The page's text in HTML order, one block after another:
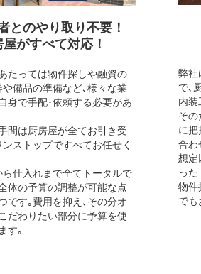
とのやり取り不要！
屋がすべて対応！
たっては物件探しや融資の
や備品の準備など､様々な業
身で手配･依頼する必要があ
間は厨房屋が全てお引き受
ストップですべてお任せく
ら仕入れまで全てトータルで
体の予算の調整が可能な点
です｡費用を抑え､その分オ
だわりたい部分に予算を使
す｡
弊社
で､
内装
その
に把
合わ
想定
っ
物件
でも